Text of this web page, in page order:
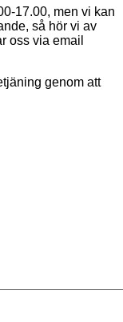
17.00, men vi kan
så hör vi av
oss via email
genom att